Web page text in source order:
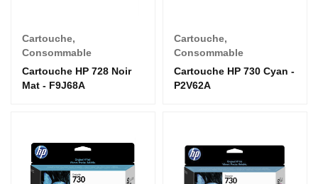
Cartouche,
Consommable
Cartouche HP 728 Noir
Mat - F9J68A
Cartouche,
Consommable
Cartouche HP 730 Cyan -
P2V62A